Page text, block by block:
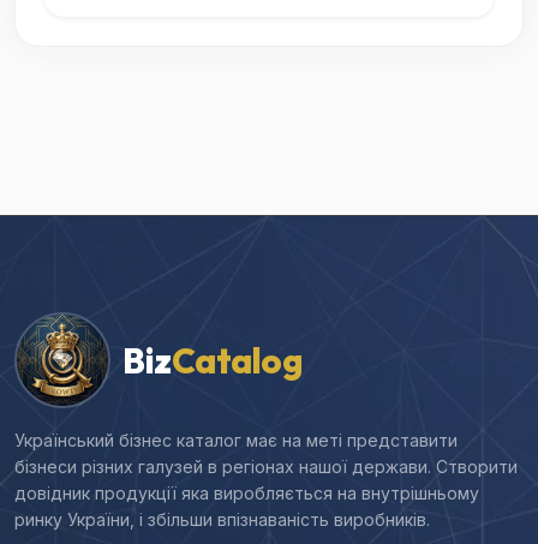
BizCatalog
Український бізнес каталог має на меті представити
бізнеси різних галузей в регіонах нашої держави. Створити
довідник продукції яка виробляється на внутрішньому
ринку України, і збільши впізнаваність виробників.